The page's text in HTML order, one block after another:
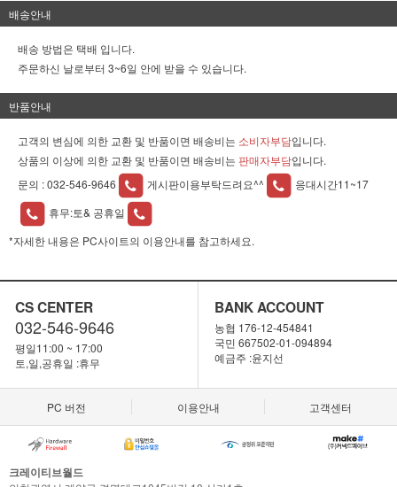
배송안내
배송 방법은 택배 입니다.
주문하신 날로부터 3~6일 안에 받을 수 있습니다.
반품안내
고객의 변심에 의한 교환 및 반품이면 배송비는 소비자부담입니다.
상품의 이상에 의한 교환 및 반품이면 배송비는 판매자부담입니다.
문의 :032-546-9646 게시판이용부탁드려요^^
응대시간11~17
휴무:토& 공휴일
*자세한 내용은 PC사이트의 이용안내를 참고하세요.
CS CENTER
032-546-9646
평일11:00 ~ 17:00
토,일,공휴일 :휴무
BANK ACCOUNT
농협 176-12-454841
국민 667502-01-094894
예금주 :윤지선
PC 버전 이용안내 고객센터
크레이티브월드